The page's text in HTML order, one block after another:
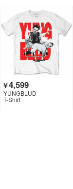
￥4,599
YUNGBLUD
T-Shirt